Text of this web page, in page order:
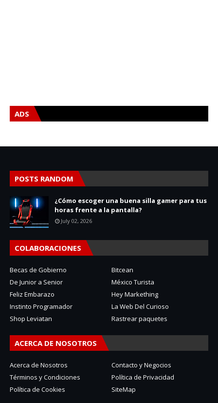
ADS
POSTS RANDOM
¿Cómo escoger una buena silla gamer para tus
horas frente a la pantalla?
July 02, 2026
COLABORACIONES
Becas de Gobierno
Bitcean
De Junior a Senior
México Turista
Feliz Embarazo
Hey Markething
Instinto Programador
La Web Del Curioso
Shop Leviatan
Rastrear paquetes
ACERCA DE NOSOTROS
Acerca de Nosotros
Contacto y Negocios
Términos y Condiciones
Política de Privacidad
Política de Cookies
SiteMap